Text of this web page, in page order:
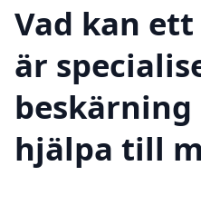
Vad kan
är
beskärning
hjälpa till